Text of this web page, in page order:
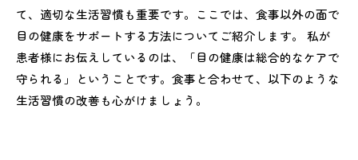
て、適切な生活習慣も重要です。ここでは、食事以外の面で
目の健康をサポートする方法についてご紹介します。 私が
患者様にお伝えしているのは、「目の健康は総合的なケアで
守られる」ということです。食事と合わせて、以下のような
生活習慣の改善も心がけましょう。